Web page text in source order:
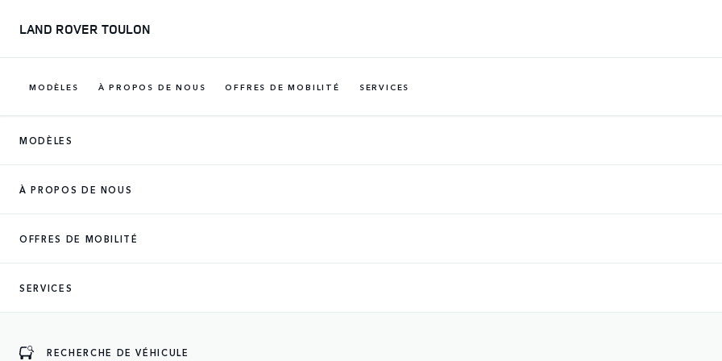
LAND ROVER TOULON
MODÈLES À PROPOS DE NOUS OFFRES DE MOBILITÉ SERVICES
MODÈLES
À PROPOS DE NOUS
OFFRES DE MOBILITÉ
SERVICES
RECHERCHE DE VÉHICULE